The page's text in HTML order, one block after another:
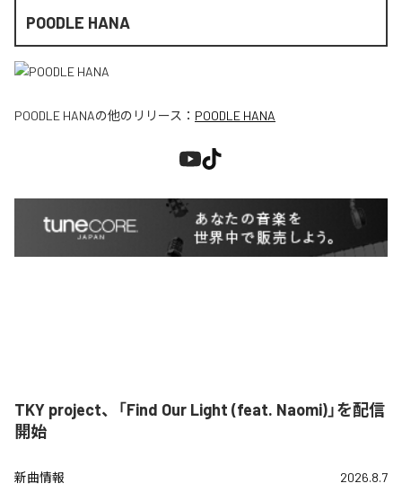
POODLE HANA
POODLE HANAの他のリリース： POODLE HANA
TKY project、「Find Our Light (feat. Naomi)」を配信
開始
新曲情報 2026.8.7